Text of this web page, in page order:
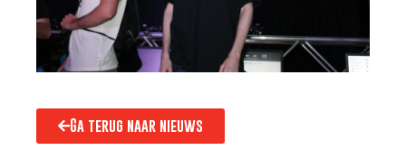
Ga terug naar nieuws